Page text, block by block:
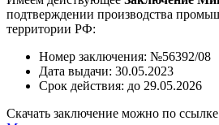
подтверждении производства
территории РФ:
Номер заключения: №56392/08
Дата выдачи: 30.05.2023
Срок действия: до 29.05.2026
Скачать заключение можно по